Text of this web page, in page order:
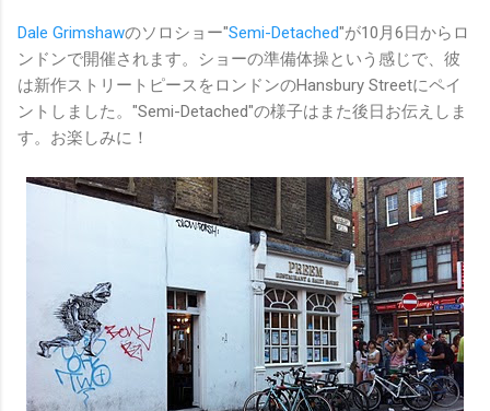
Dale Grimshawのソロショー"Semi-Detached"が10月6日からロ
ンドンで開催されます。ショーの準備体操という感じで、彼
は新作ストリートピースをロンドンのHansbury Streetにペイ
ントしました。"Semi-Detached"の様子はまた後日お伝えしま
す。お楽しみに！